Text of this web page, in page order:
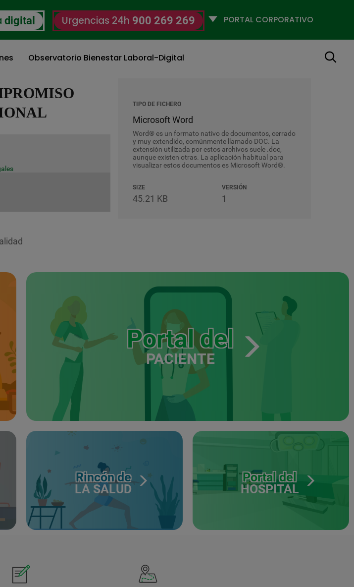
digital Urgencias 24h 900 269 269
Selecciona
Observatorio Bienestar Laboral-Digital Buscar
TIPO DE FICHERO
Microsoft Word
Word® es un formato nativo de documentos, cerrado
y muy extendido, comúnmente llamado DOC. La
extensión utilizada por estos archivos suele .doc,
aunque existen otras. La aplicación habitual para
visualizar estos documentos es Microsoft Word®.
SIZE
45.21 KB
VERSIÓN
1
Portal del
PACIENTE
Rincón de
LA SALUD
Portal del
HOSPITAL